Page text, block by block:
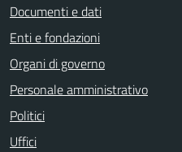
Documenti e dati
Enti e fondazioni
Organi di governo
Personale amministrativo
Politici
Uffici